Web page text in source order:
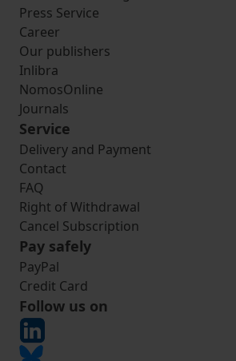
Press Service
Career
Our publishers
Inlibra
NomosOnline
Journals
Service
Delivery and Payment
Contact
FAQ
Right of Withdrawal
Cancel Subscription
Pay safely
PayPal
Credit Card
Follow us on